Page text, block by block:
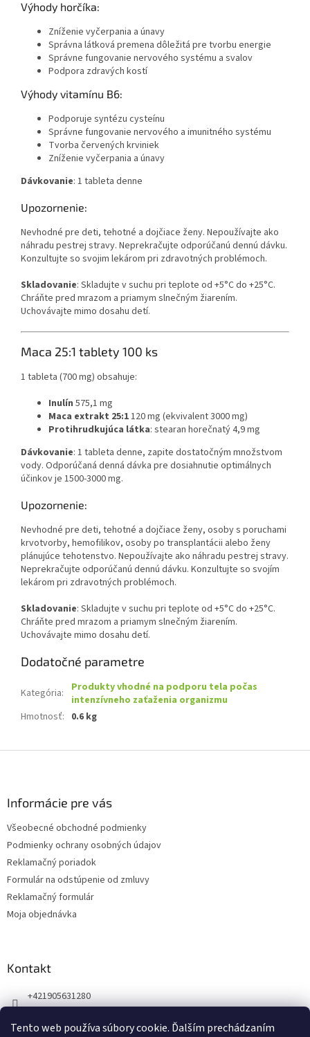
Tento web používa súbory cookie. Ďalším prechádzaním
Výhody horčíka:
Zníženie vyčerpania a únavy
Správna látková premena dôležitá pre tvorbu energie
Správne fungovanie nervového systému a svalov
Podpora zdravých kostí
Výhody vitamínu B6:
Podporuje syntézu cysteínu
Správne fungovanie nervového a imunitného systému
Tvorba červených krviniek
Zníženie vyčerpania a únavy
Dávkovanie: 1 tableta denne
Upozornenie:
Nevhodné pre deti, tehotné a dojčiace ženy. Nepoužívajte ako
náhradu pestrej stravy. Neprekračujte odporúčanú dennú dávku.
Konzultujte so svojim lekárom pri zdravotných problémoch.
Skladovanie: Skladujte v suchu pri teplote od +5°C do +25°C.
Chráňte pred mrazom a priamym slnečným žiarením.
Uchovávajte mimo dosahu detí.
Maca 25:1 tablety 100 ks
1 tableta (700 mg) obsahuje:
Inulín 575,1 mg
Maca extrakt 25:1120 mg (ekvivalent 3000 mg)
Protihrudkujúca látka: stearan horečnatý 4,9 mg
Dávkovanie: 1 tableta denne, zapite dostatočným množstvom
vody. Odporúčaná denná dávka pre dosiahnutie optimálnych
účinkov je 1500-3000 mg.
Upozornenie:
Nevhodné pre deti, tehotné a dojčiace ženy, osoby s poruchami
krvotvorby, hemofilikov, osoby po transplantácii alebo ženy
plánujúce tehotenstvo. Nepoužívajte ako náhradu pestrej stravy.
Neprekračujte odporúčanú dennú dávku. Konzultujte so svojím
lekárom pri zdravotných problémoch.
Skladovanie: Skladujte v suchu pri teplote od +5°C do +25°C.
Chráňte pred mrazom a priamym slnečným žiarením.
Uchovávajte mimo dosahu detí.
Dodatočné parametre
Kategória:
Produkty vhodné na podporu tela počas
intenzívneho zaťaženia organizmu
Hmotnosť: 0.6 kg
Informácie pre vás
Všeobecné obchodné podmienky
Podmienky ochrany osobných údajov
Reklamačný poriadok
Formulár na odstúpenie od zmluvy
Reklamačný formulár
Moja objednávka
Kontakt
+421905631280